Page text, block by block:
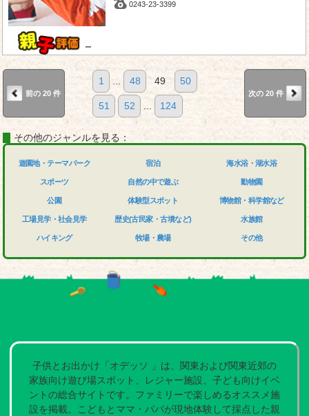
－
0243-23-3399
前の 20 件
1 ... 48 49 50
51 52 ... 124
次の 20 件
その他のジャンルを見る：
遊園地・テーマパーク
スポーツ
公園
工場見学・社会見学
ハイキング
宿泊
自然の中で遊ぶ
体験型スポット
歴史(古民家・古墳など)
牧場・農場
海水浴・湖水浴
動物園
博物館・科学館など
水族館
その他
子供とお出かけ「オデッソ 」は、関東および関東近郊の
家族向け遊び場スポット、レジャー施設、子ども向けイベ
ントの総合サイトです。ファミリーで楽しめるオススメ施
設を掲載。こどもとママ・パパが現地体験して採点した親